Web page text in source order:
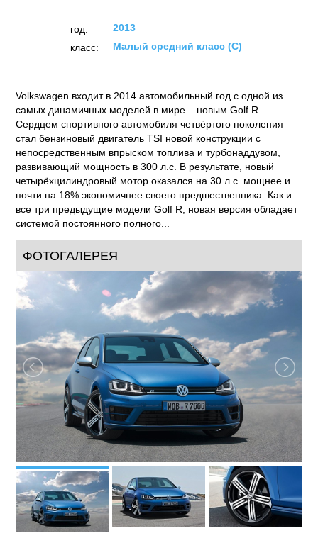
год:
2013
класс:
Малый средний класс (C)
Volkswagen входит в 2014 автомобильный год с одной из
самых динамичных моделей в мире – новым Golf R.
Сердцем спортивного автомобиля четвёртого поколения
стал бензиновый двигатель TSI новой конструкции с
непосредственным впрыском топлива и турбонаддувом,
развивающий мощность в 300 л.с. В результате, новый
четырёхцилиндровый мотор оказался на 30 л.с. мощнее и
почти на 18% экономичнее своего предшественника. Как и
все три предыдущие модели Golf R, новая версия обладает
системой постоянного полного...
ФОТОГАЛЕРЕЯ